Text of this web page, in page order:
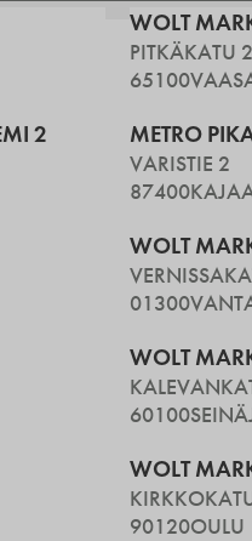
WOLT
PITKÄKATU
65100
2 METRO
VARISTIE 2
87400
WOLT
01300
WOLT
60100
WOLT
90120OULU